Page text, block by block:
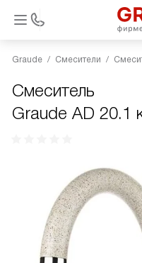
Graude Смесители
Смеситель
Graude AD 20.1